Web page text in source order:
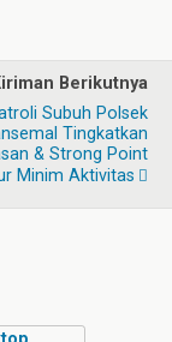
Berikutnya
Subuh Polsek
Tingkatkan
& Strong Point
Minim Aktivitas